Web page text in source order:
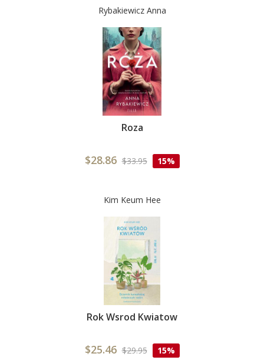
Rybakiewicz Anna
Roza
$28.86 $33.95 15%
Kim Keum Hee
Rok Wsrod Kwiatow
$25.46 $29.95 15%